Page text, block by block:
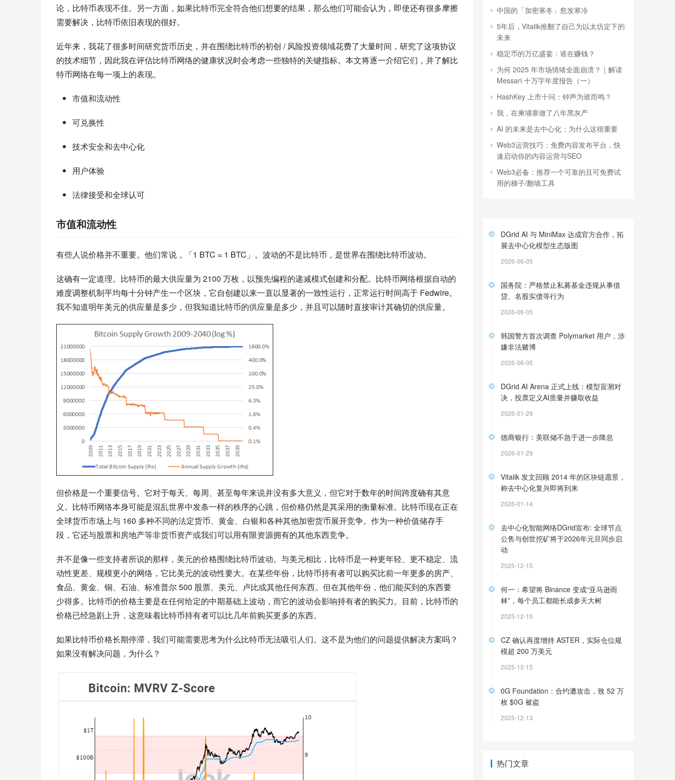
论，比特币表现不佳。另一方面，如果比特币完全符合他们想要的结果，那么他们可能会认为，即使还有很多摩擦
需要解决，比特币依旧表现的很好。
近年来，我花了很多时间研究货币历史，并在围绕比特币的初创 / 风险投资领域花费了大量时间，研究了这项协议
的技术细节，因此我在评估比特币网络的健康状况时会考虑一些独特的关键指标。本文将逐一介绍它们，并了解比
特币网络在每一项上的表现。
市值和流动性
可兑换性
技术安全和去中心化
用户体验
法律接受和全球认可
市值和流动性
有些人说价格并不重要。他们常说，「1 BTC = 1 BTC」。波动的不是比特币，是世界在围绕比特币波动。
这确有一定道理。比特币的最大供应量为 2100 万枚，以预先编程的递减模式创建和分配。比特币网络根据自动的
难度调整机制平均每十分钟产生一个区块，它自创建以来一直以显著的一致性运行，正常运行时间高于 Fedwire。
我不知道明年美元的供应量是多少，但我知道比特币的供应量是多少，并且可以随时直接审计其确切的供应量。
但价格是一个重要信号。它对于每天、每周、甚至每年来说并没有多大意义，但它对于数年的时间跨度确有其意
义。比特币网络本身可能是混乱世界中发条一样的秩序的心跳，但价格仍然是其采用的衡量标准。比特币现在正在
全球货币市场上与 160 多种不同的法定货币、黄金、白银和各种其他加密货币展开竞争。作为一种价值储存手
段，它还与股票和房地产等非货币资产或我们可以用有限资源拥有的其他东西竞争。
并不是像一些支持者所说的那样，美元的价格围绕比特币波动。与美元相比，比特币是一种更年轻、更不稳定、流
动性更差、规模更小的网络，它比美元的波动性要大。在某些年份，比特币持有者可以购买比前一年更多的房产、
食品、黄金、铜、石油、标准普尔 500 股票、美元、卢比或其他任何东西。但在其他年份，他们能买到的东西要
少得多。比特币的价格主要是在任何给定的中期基础上波动，而它的波动会影响持有者的购买力。目前，比特币的
价格已经急剧上升，这意味着比特币持有者可以比几年前购买更多的东西。
如果比特币价格长期停滞，我们可能需要思考为什么比特币无法吸引人们。这不是为他们的问题提供解决方案吗？
如果没有解决问题，为什么？
中国的「加密寒冬」愈发寒冷
5年后，Vitalik推翻了自己为以太坊定下的
未来
稳定币的万亿盛宴：谁在赚钱？
为何 2025 年市场情绪全面崩溃？｜解读
Messari 十万字年度报告（一）
HashKey 上市十问：钟声为谁而鸣？
我，在柬埔寨做了八年黑灰产
AI 的未来是去中心化：为什么这很重要
Web3运营技巧：免费内容发布平台，快
速启动你的内容运营与SEO
Web3必备：推荐一个可靠的且可免费试
用的梯子/翻墙工具
DGrid AI 与 MiniMax 达成官方合作，拓
展去中心化模型生态版图
2026-06-05
国务院：严格禁止私募基金违规从事借
贷、名股实债等行为
2026-06-05
韩国警方首次调查 Polymarket 用户，涉
嫌非法赌博
2026-06-05
DGrid AI Arena 正式上线：模型盲测对
决，投票定义AI质量并赚取收益
2026-01-29
德商银行：美联储不急于进一步降息
2026-01-29
Vitalik 发文回顾 2014 年的区块链愿景，
称去中心化复兴即将到来
2026-01-14
去中心化智能网络DGrid宣布: 全球节点
公售与创世挖矿将于2026年元旦同步启
动
2025-12-15
何一：希望将 Binance 变成“亚马逊雨
林”，每个员工都能长成参天大树
2025-12-15
CZ 确认再度增持 ASTER，实际仓位规
模超 200 万美元
2025-12-15
0G Foundation：合约遭攻击，致 52 万
枚 $0G 被盗
2025-12-13
热门文章